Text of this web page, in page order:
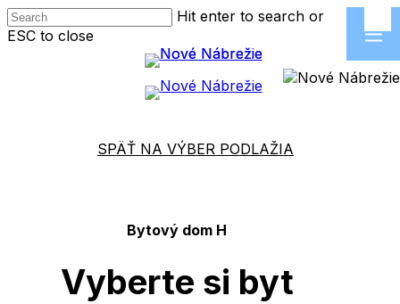
Skip
to
Hit enter to search or
ESC to close
SPÄŤ NA VÝBER PODLAŽIA
Bytový dom H
Vyberte si byt